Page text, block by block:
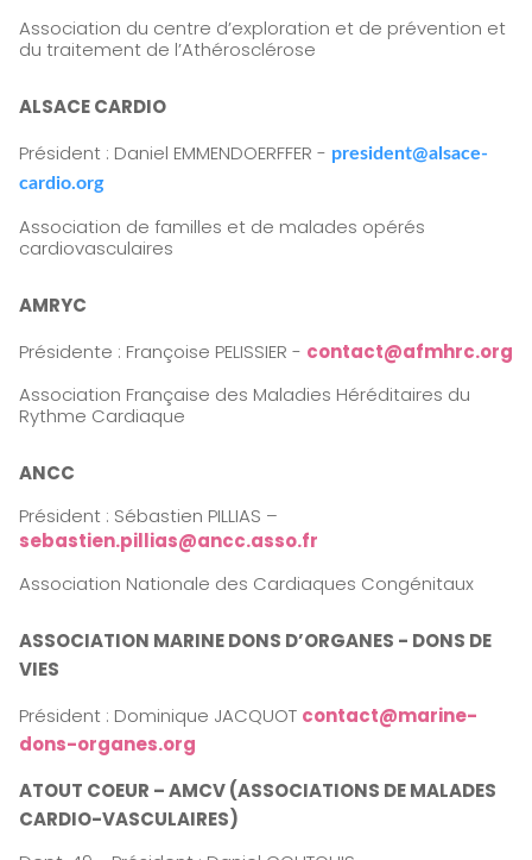
Association du centre d’exploration et de prévention et
du traitement de l’Athérosclérose
ALSACE CARDIO
Président : Daniel EMMENDOERFFER - president@alsace-
cardio.org
Association de familles et de malades opérés
cardiovasculaires
AMRYC
Présidente : Françoise PELISSIER - contact@afmhrc.org
Association Française des Maladies Héréditaires du
Rythme Cardiaque
ANCC
Président : Sébastien PILLIAS –
sebastien.pillias@ancc.asso.fr
Association Nationale des Cardiaques Congénitaux
ASSOCIATION MARINE DONS D’ORGANES - DONS DE
VIES
Président : Dominique JACQUOT contact@marine-
dons-organes.org
ATOUT COEUR – AMCV (ASSOCIATIONS DE MALADES
CARDIO-VASCULAIRES)